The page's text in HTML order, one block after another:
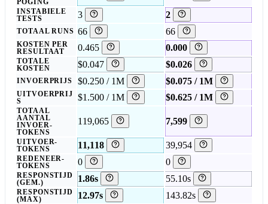
POGING
INSTABIELE
TESTS
3 2
TOTAAL RUNS 66 66
KOSTEN PER
RESULTAAT
0.465 0.000
TOTALE
KOSTEN
$0.047 $0.026
INVOERPRIJS $0.250 / 1M $0.075 / 1M
UITVOERPRIJ
S
$1.500 / 1M $0.625 / 1M
TOTAAL
AANTAL
INVOER-
TOKENS
119,065 7,599
UITVOER-
TOKENS
11,118 39,954
REDENEER-
TOKENS
0 0
RESPONSTIJD
(GEM.)
1.86s 55.10s
RESPONSTIJD
(MAX)
12.97s 143.82s